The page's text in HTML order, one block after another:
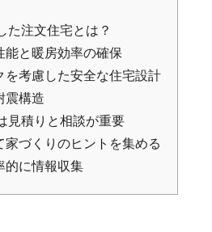
た注文住宅とは？
能と暖房効率の確保
を考慮した安全な住宅設計
震構造
見積りと相談が重要
づくりのヒントを集める
的に情報収集